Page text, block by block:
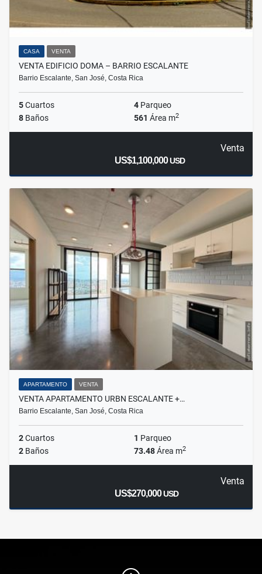
CASA VENTA
VENTA EDIFICIO DOMA – BARRIO ESCALANTE
Barrio Escalante, San José, Costa Rica
5Cuartos 4 Parqueo
8 Baños 561 Área m2
Venta
US$1,100,000USD
APARTAMENTO VENTA
VENTA APARTAMENTO URBN ESCALANTE +…
Barrio Escalante, San José, Costa Rica
2Cuartos 1 Parqueo
2 Baños 73.48Área m2
Venta
US$270,000USD